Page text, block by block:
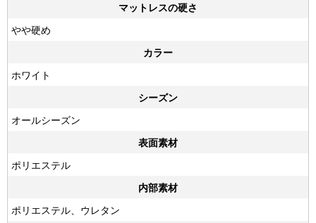
マットレスの硬さ
やや硬め
カラー
ホワイト
シーズン
オールシーズン
表面素材
ポリエステル
内部素材
ポリエステル、ウレタン